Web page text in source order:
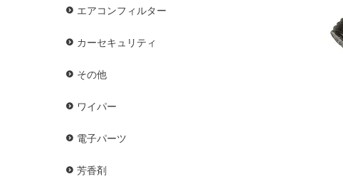
エアコンフィルター
カーセキュリティ
その他
ワイパー
電子パーツ
芳香剤